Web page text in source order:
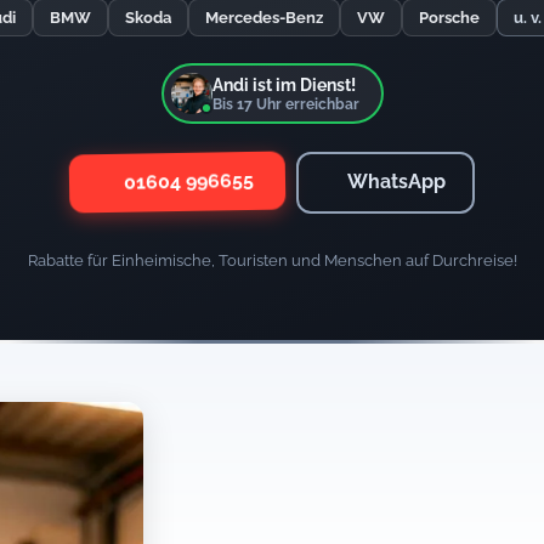
BMW Skoda Mercedes-Benz VW Porsche u.
Andi ist im Dienst!
Bis 17Uhr erreichbar
01604 996655 WhatsApp
Rabatte für Einheimische, Touristen und Menschen auf Durchreise!